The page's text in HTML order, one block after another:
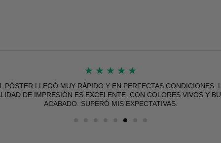
★ ★ ★ ★ ★
PÓSTER LLEGÓ MUY RÁPIDO Y EN PERFECTAS CONDICIONES.
DE IMPRESIÓN ES EXCELENTE, CON COLORES VIVOS Y
ACABADO. SUPERÓ MIS EXPECTATIVAS.